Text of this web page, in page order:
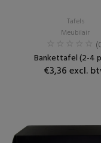
Tafels
Meubilair
Bankettafel (2-4
€3,36 excl.